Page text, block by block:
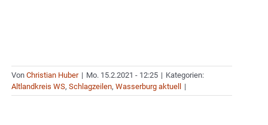
Von Christian Huber | Mo. 15.2.2021 - 12:25 | Kategorien:
Altlandkreis WS, Schlagzeilen, Wasserburg aktuell |